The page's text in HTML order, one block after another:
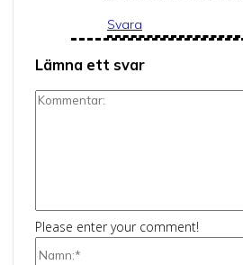
Svara
Lämna ett svar
Kommentar:
Please enter your comment!